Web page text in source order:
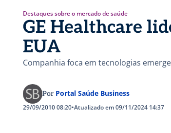
Destaques sobre o mercado de saúde
GE Healthcare
EUA
Companhia foca em tecnologias
Por Portal Saúde Business
29/09/2010 08:20•Atualizado em 09/11/2024 14:37